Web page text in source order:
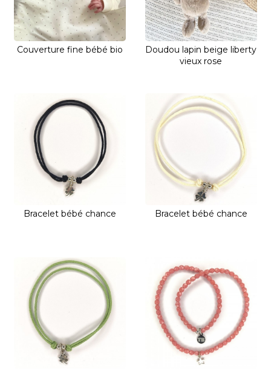
Couverture fine bébé bio
Doudou lapin beige liberty
vieux rose
Bracelet bébé chance Bracelet bébé chance